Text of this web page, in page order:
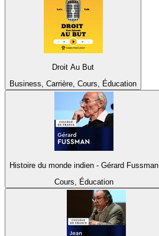
Droit Au But
Business, Carrière, Cours, Éducation
Histoire du monde indien - Gérard Fussman
Cours, Éducation